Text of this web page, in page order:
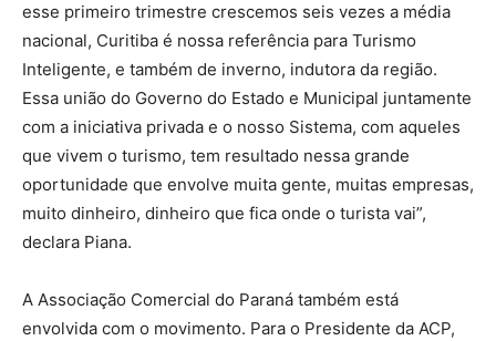
esse primeiro trimestre crescemos seis vezes a média
nacional, Curitiba é nossa referência para Turismo
Inteligente, e também de inverno, indutora da região.
Essa união do Governo do Estado e Municipal juntamente
com a iniciativa privada e o nosso Sistema, com aqueles
que vivem o turismo, tem resultado nessa grande
oportunidade que envolve muita gente, muitas empresas,
muito dinheiro, dinheiro que fica onde o turista vai”,
declara Piana.
A Associação Comercial do Paraná também está
envolvida com o movimento. Para o Presidente da ACP,